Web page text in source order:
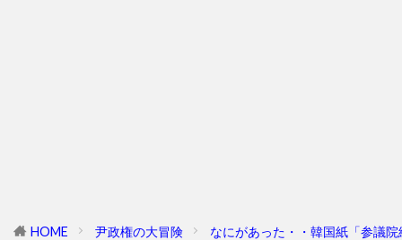
HOME 尹政権の大冒険 なにがあった・・韓国紙「参議